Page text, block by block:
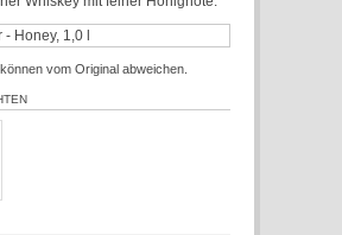
vom Original abweichen.